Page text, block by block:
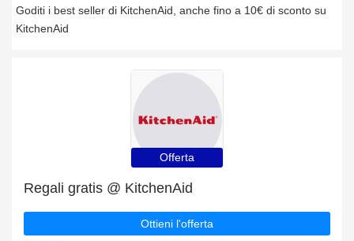
Goditi i best seller di KitchenAid, anche fino a 10€ di sconto su
KitchenAid
Offerta
Regali gratis @ KitchenAid
Ottieni l'offerta